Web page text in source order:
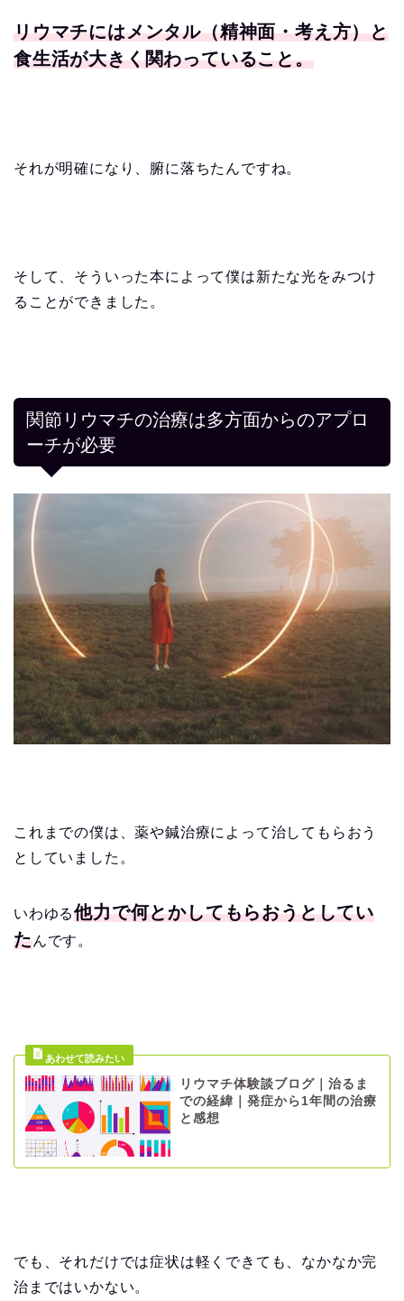
リウマチにはメンタル（精神面・考え方）と
食生活が大きく関わっていること。
それが明確になり、腑に落ちたんですね。
そして、そういった本によって僕は新たな光をみつけ
ることができました。
関節リウマチの治療は多方面からのアプロ
ーチが必要
これまでの僕は、薬や鍼治療によって治してもらおう
としていました。
いわゆる他力で何とかしてもらおうとしてい
たんです。
リウマチ体験談ブログ｜治るま
での経緯｜発症から1年間の治療
と感想
でも、それだけでは症状は軽くできても、なかなか完
治まではいかない。